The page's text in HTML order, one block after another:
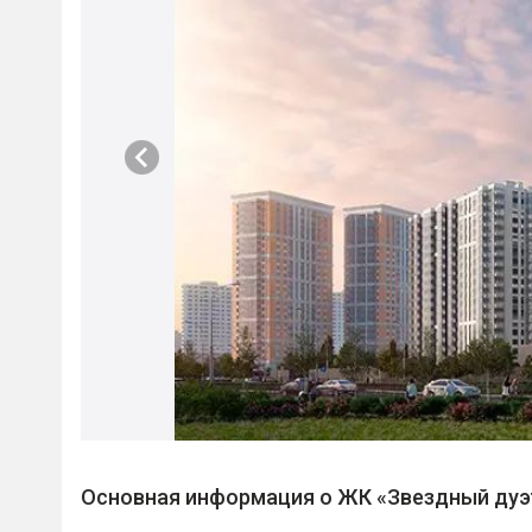
Основная информация о ЖК «Звездный